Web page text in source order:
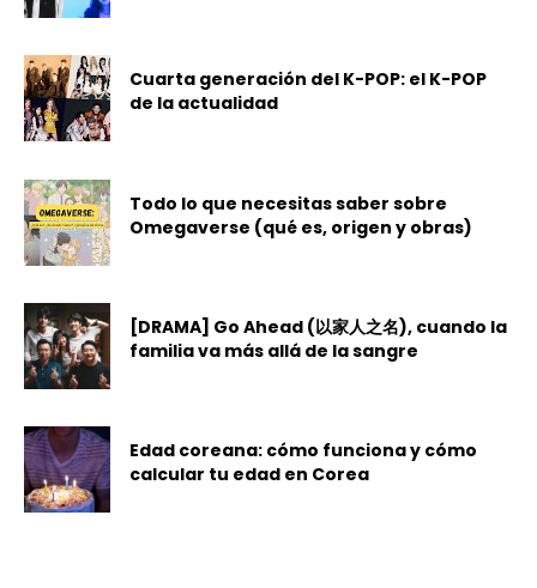
Cuarta generación del K-POP: el K-POP
de la actualidad
Todo lo que necesitas saber sobre
Omegaverse (qué es, origen y obras)
[DRAMA] Go Ahead (以家人之名), cuando la
familia va más allá de la sangre
Edad coreana: cómo funciona y cómo
calcular tu edad en Corea